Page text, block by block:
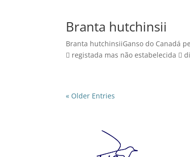
Branta hutchinsii
Branta hutchinsiiGanso do Canadá
 registada mas não estabelecida 
« Older Entries